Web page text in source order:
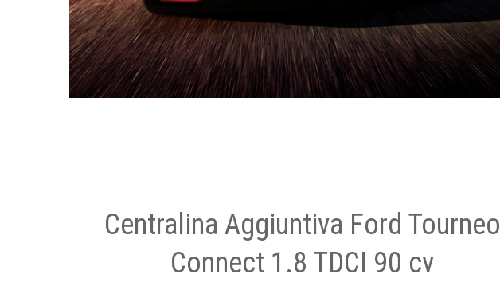
Centralina Aggiuntiva Ford Tourneo
Connect 1.8 TDCI 90 cv